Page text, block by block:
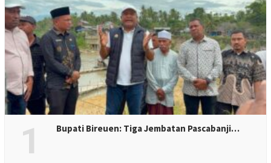
1 Bupati Bireuen: Tiga Jembatan Pascabanji…